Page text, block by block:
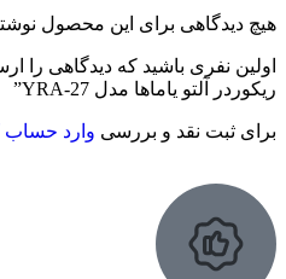
هیچ دیدگاهی برای این محصول
اولین نفری باشید که دیدگاهی را
ریکوردر آلتو یاماها مدل YRA-27”
برای ثبت نقد و بررسی وارد حساب